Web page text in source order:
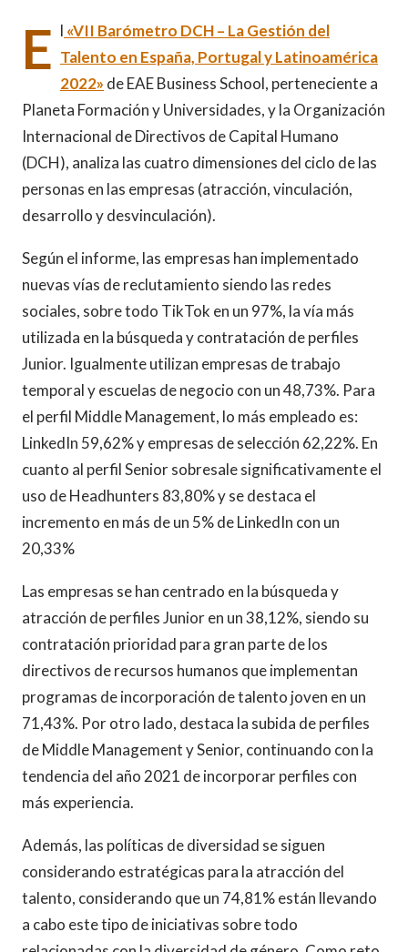
E l «VII Barómetro DCH – La Gestión del
Talento en España, Portugal y Latinoamérica
2022» de EAE Business School, perteneciente a
Planeta Formación y Universidades, y la Organización
Internacional de Directivos de Capital Humano
(DCH), analiza las cuatro dimensiones del ciclo de las
personas en las empresas (atracción, vinculación,
desarrollo y desvinculación).
Según el informe, las empresas han implementado
nuevas vías de reclutamiento siendo las redes
sociales, sobre todo TikTok en un 97%, la vía más
utilizada en la búsqueda y contratación de perfiles
Junior. Igualmente utilizan empresas de trabajo
temporal y escuelas de negocio con un 48,73%. Para
el perfil Middle Management, lo más empleado es:
LinkedIn 59,62% y empresas de selección 62,22%. En
cuanto al perfil Senior sobresale significativamente el
uso de Headhunters 83,80% y se destaca el
incremento en más de un 5% de LinkedIn con un
20,33%
Las empresas se han centrado en la búsqueda y
atracción de perfiles Junior en un 38,12%, siendo su
contratación prioridad para gran parte de los
directivos de recursos humanos que implementan
programas de incorporación de talento joven en un
71,43%. Por otro lado, destaca la subida de perfiles
de Middle Management y Senior, continuando con la
tendencia del año 2021 de incorporar perfiles con
más experiencia.
Además, las políticas de diversidad se siguen
considerando estratégicas para la atracción del
talento, considerando que un 74,81% están llevando
a cabo este tipo de iniciativas sobre todo